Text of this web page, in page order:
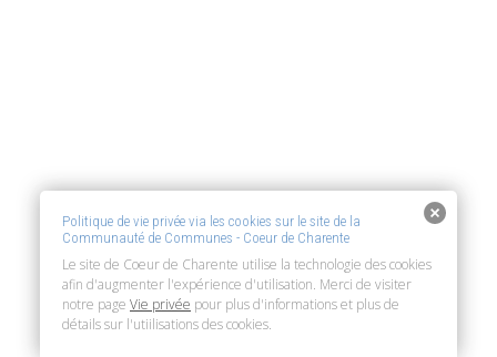
Politique de vie privée via les cookies sur le site de la
Communauté de Communes - Coeur de Charente
Le site de Coeur de Charente utilise la technologie des cookies
afin d'augmenter l'expérience d'utilisation. Merci de visiter
notre page Vie privée pour plus d'informations et plus de
détails sur l'utiilisations des cookies.